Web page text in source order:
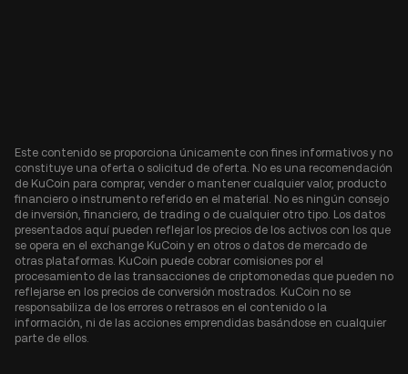
Este contenido se proporciona únicamente con fines informativos y no
constituye una oferta o solicitud de oferta. No es una recomendación
de KuCoin para comprar, vender o mantener cualquier valor, producto
financiero o instrumento referido en el material. No es ningún consejo
de inversión, financiero, de trading o de cualquier otro tipo. Los datos
presentados aquí pueden reflejar los precios de los activos con los que
se opera en el exchange KuCoin y en otros o datos de mercado de
otras plataformas. KuCoin puede cobrar comisiones por el
procesamiento de las transacciones de criptomonedas que pueden no
reflejarse en los precios de conversión mostrados. KuCoin no se
responsabiliza de los errores o retrasos en el contenido o la
información, ni de las acciones emprendidas basándose en cualquier
parte de ellos.